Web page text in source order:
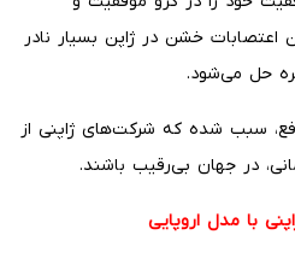
اعتصابات خشن در ژاپن بسیار نادر
حل می‌شود.
سبب شده که شرکت‌های ژاپنی از
در جهان بی‌رقیب باشند.
با مدل اروپایی